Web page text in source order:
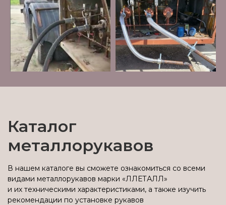
В нашем каталоге вы сможете ознакомиться со всеми
видами металлорукавов марки «ЛЛЕТАЛЛ»
и их техническими характеристиками, а также изучить
рекомендации по установке рукавов
Каталог
металлорукавов